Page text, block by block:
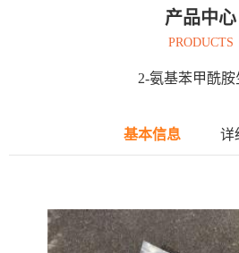
产品中心
PRODUCTS
2-氨基苯甲酰胺
基本信息 详